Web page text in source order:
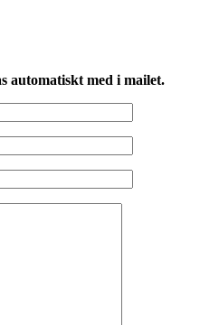
automatiskt med i mailet.